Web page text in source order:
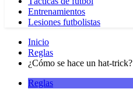
Entrenamientos
Lesiones futbolistas
Inicio
Reglas
¿Cómo se hace un hat-trick?
Reglas